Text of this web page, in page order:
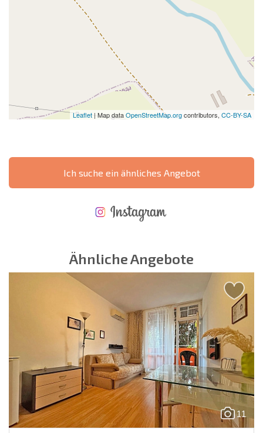
Leaflet | Map dataOpenStreetMap.orgcontributors, CC-BY-SA
Ich suche ein ähnliches Angebot
Ähnliche Angebote
11